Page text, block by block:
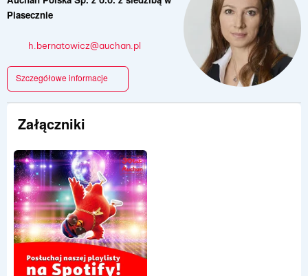
Piasecznie
h.bernatowicz@auchan.pl
Szczegółowe informacje
Załączniki